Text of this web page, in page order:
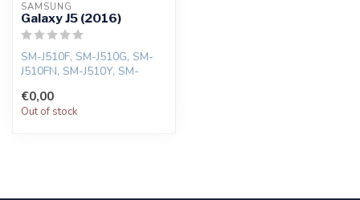
SAMSUNG
Galaxy J5 (2016)
SM-J510F, SM-J510G, SM-
J510FN, SM-J510Y, SM-
J510H, SM-J510M...
€0,00
Out of stock